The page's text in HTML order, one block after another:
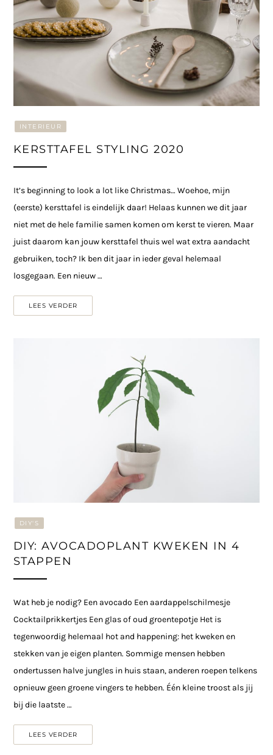
INTERIEUR
KERSTTAFEL STYLING 2020
It’s beginning to look a lot like Christmas… Woehoe, mijn
(eerste) kersttafel is eindelijk daar! Helaas kunnen we dit jaar
niet met de hele familie samen komen om kerst te vieren. Maar
juist daarom kan jouw kersttafel thuis wel wat extra aandacht
gebruiken, toch? Ik ben dit jaar in ieder geval helemaal
losgegaan. Een nieuw …
LEES VERDER
DIY'S
DIY: AVOCADOPLANT KWEKEN IN 4
STAPPEN
Wat heb je nodig? Een avocado Een aardappelschilmesje
Cocktailprikkertjes Een glas of oud groentepotje Het is
tegenwoordig helemaal hot and happening: het kweken en
stekken van je eigen planten. Sommige mensen hebben
ondertussen halve jungles in huis staan, anderen roepen telkens
opnieuw geen groene vingers te hebben. Één kleine troost als jij
bij die laatste …
LEES VERDER